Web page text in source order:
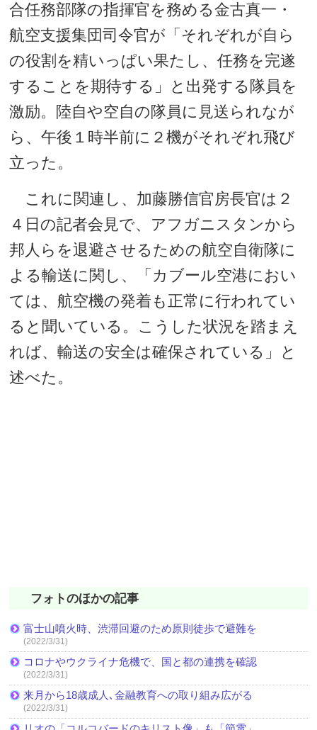
合任務部隊の指揮官を務める金古真一・
航空支援集団司令官が「それぞれが自ら
の役割を精いっぱい果たし、任務を完遂
することを期待する」と出発する隊員を
激励。陸自や空自の隊員に見送られなが
ら、午後１時半前に２機がそれぞれ飛び
立った。
これに関連し、加藤勝信官房長官は２
４日の記者会見で、アフガニスタンから
邦人らを退避させるための航空自衛隊に
よる輸送に関し、「カブール空港におい
ては、航空機の発着も正常に行われてい
ると聞いている。こうした状況を踏まえ
れば、輸送の安全は確保されている」と
述べた。
フォトのほかの記事
富士山噴火時、渋滞回避のため原則徒歩で避難を
(2022/3/31)
コロナやウクライナ危機で、国と都の連携を確認
(2022/3/31)
来月から18歳成人､金融教育への取り組み広がる
(2022/3/31)